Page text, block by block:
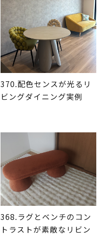
370.配色センスが光るリ
ビングダイニング実例
368.ラグとベンチのコン
トラストが素敵なリビン